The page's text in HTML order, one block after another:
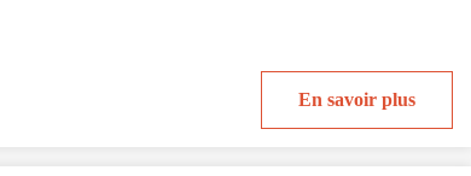
En savoir plus